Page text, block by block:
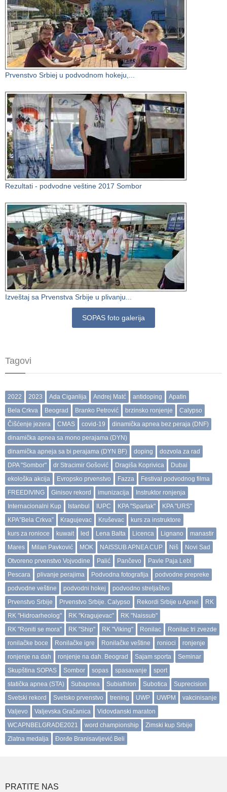
Prvenstvo Srbiej u podvodnom hokeju,...
Rezultati - podvodne veštine 2017 Sombor
Izveštaj sa Prvenstva Srbije u plivanju...
SOPAS foto galerija
Tagovi
2022 2023 Ada Ciganlija Andrej Matć antidoping
Apatin
Bela Crkva
Beograd Branko Petrović brzinsko ronjenje
Calypso
Čišćenje jezera
CMAS covid-19
dinamička apnea bez peraja (DNF)
dinamička apnea sa mono perajama (DYN)
dinamička apneja sa bi perajama (DYN BF)
doping
dozvola za rad
DPA "Sombor"
dr Stracimir Gošović Dragiša Koprivica
Dubai
ekološka akcija
Evropsko prvenstvo Fazza
Festival podvodnog filma
FREEDIVING
Ginisov rekord imunizacija
Instruktor ronjenja
Internacionalni Kup
Istanbul IUPC KPA "Spartak"
KPA "URS"
KPA”Bela Crkva”
Kragujevac Kruševac
kurs za instruktore
kurs za ronioce
kuwait led Lena Balta Licenca Lignano
manastir
Mares
Milan Pavković MOK NAISSUB APNEA CUP Niš
Novi Sad
Otvoreno prvenstvo Vojvodine
Palić Pančevo
Pavle Paja Lebl
Pescara
plivanje perajima Podvodna fotografija
podvodne prepreke
podvodne veštine
podvodni hokej
podvodno streljaštvo
Prvenstvo Srbije
Prvenstvo Srbije. Calypso Rekordi Srbije u Apnei
RK
RK "Hidroarheolog"
RK "Kragujevac"
RK "Naissub"
RK "Roniti se mora"
RK "Ship" RK "Viking" Ronilac
Ronilac tri zvezde
ronilačke boce
Ronilačke igre Ronilačke veštine ronioci
ronjenje
ronjenje na dah
ronjenje na dah. Beograd Sajam sporta
Seminar
Skupština SOPAS
Sombor sopas spasavanje
sport
statička apnea (STA)
Subapnea Subiathlon Subotica
Suprecision
Svetski rekord
Svetsko prvenstvo trening UWP UWPM
vakcinisanje
Valjevo
Valjevska Gračanica
Vidovdanski maraton
WCAPNBELGRADE2021
word championship
Zimski kup Srbije
Zlatna medalja
Đorđe Branisavljević Beli
PRATITE NAS